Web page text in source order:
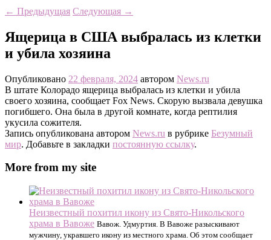
← Предыдущая Следующая →
Ящерица в США выбралась из клетки
и убила хозяина
Опубликовано 22 февраля, 2024 автором News.ru
В штате Колорадо ящерица выбралась из клетки и убила
своего хозяина, сообщает Fox News. Скорую вызвала девушка
погибшего. Она была в другой комнате, когда рептилия
укусила сожителя.
Запись опубликована автором News.ru в рубрике Безумный
мир. Добавьте в закладки постоянную ссылку.
More from my site
Неизвестный похитил икону из Свято-Никольского
храма в Вавоже Вавож. Удмуртия. В Вавоже разыскивают
мужчину, укравшего икону из местного храма. Об этом сообщает